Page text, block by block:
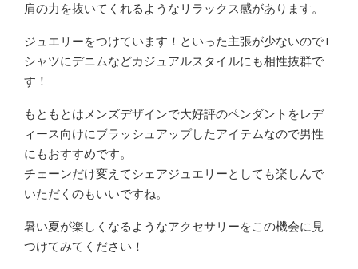
肩の力を抜いてくれるようなリラックス感があります。
ジュエリーをつけています！といった主張が少ないのでT
シャツにデニムなどカジュアルスタイルにも相性抜群で
す！
もともとはメンズデザインで大好評のペンダントをレデ
ィース向けにブラッシュアップしたアイテムなので男性
にもおすすめです。
チェーンだけ変えてシェアジュエリーとしても楽しんで
いただくのもいいですね。
暑い夏が楽しくなるようなアクセサリーをこの機会に見
つけてみてください！